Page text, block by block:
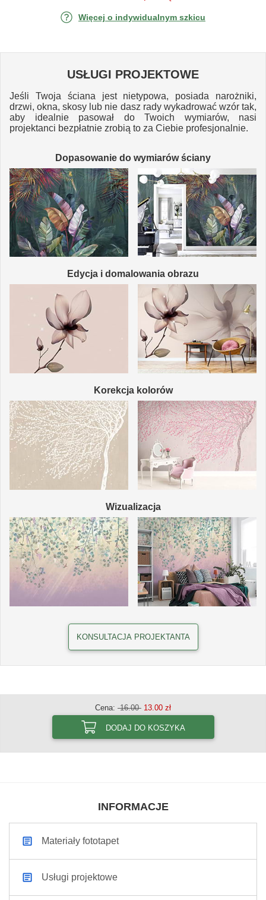
Więcej o indywidualnym szkicu
USŁUGI PROJEKTOWE
Jeśli Twoja ściana jest nietypowa, posiada narożniki,
drzwi, okna, skosy lub nie dasz rady wykadrować wzór tak,
aby idealnie pasował do Twoich wymiarów, nasi
projektanci bezpłatnie zrobią to za Ciebie profesjonalnie.
Dopasowanie do wymiarów ściany
Edycja i domalowania obrazu
Korekcja kolorów
Wizualizacja
KONSULTACJA PROJEKTANTA
Cena: 16.00 13.00 zł
DODAJ DO KOSZYKA
INFORMACJE
Materiały fototapet
Usługi projektowe